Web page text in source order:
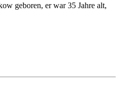
geboren, er war 35 Jahre alt,